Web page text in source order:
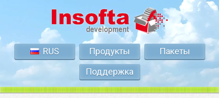
RUS Продукты
Пакеты
Поддержка